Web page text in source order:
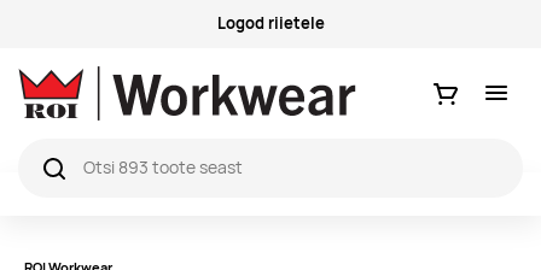
Logod riietele
Ostukorv